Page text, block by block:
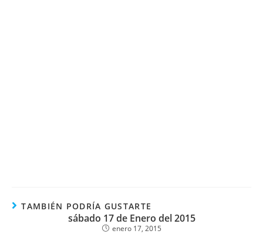
TAMBIÉN PODRÍA GUSTARTE
sábado 17 de Enero del 2015
enero 17, 2015